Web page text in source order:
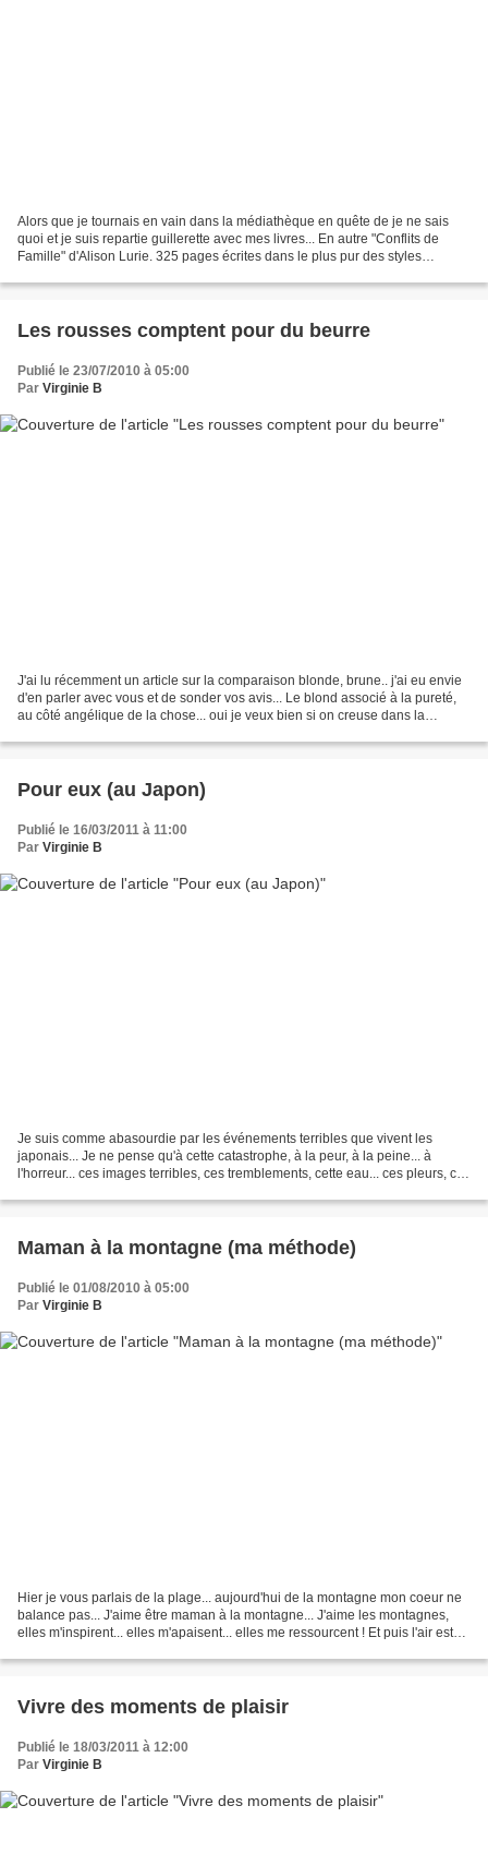
Alors que je tournais en vain dans la médiathèque en quête de je ne sais
quoi et je suis repartie guillerette avec mes livres... En autre "Conflits de
Famille" d'Alison Lurie. 325 pages écrites dans le plus pur des styles
Les rousses comptent pour du beurre
Publié le 23/07/2010 à 05:00
Par Virginie B
J'ai lu récemment un article sur la comparaison blonde, brune.. j'ai eu envie
d'en parler avec vous et de sonder vos avis... Le blond associé à la pureté,
au côté angélique de la chose... oui je veux bien si on creuse dans la
Pour eux (au Japon)
Publié le 16/03/2011 à 11:00
Par Virginie B
Je suis comme abasourdie par les événements terribles que vivent les
japonais... Je ne pense qu'à cette catastrophe, à la peur, à la peine... à
l'horreur... ces images terribles, ces tremblements, cette eau... ces pleurs, ces
Maman à la montagne (ma méthode)
Publié le 01/08/2010 à 05:00
Par Virginie B
Hier je vous parlais de la plage... aujourd'hui de la montagne mon coeur ne
balance pas... J'aime être maman à la montagne... J'aime les montagnes,
elles m'inspirent... elles m'apaisent... elles me ressourcent ! Et puis l'air est
Vivre des moments de plaisir
Publié le 18/03/2011 à 12:00
Par Virginie B